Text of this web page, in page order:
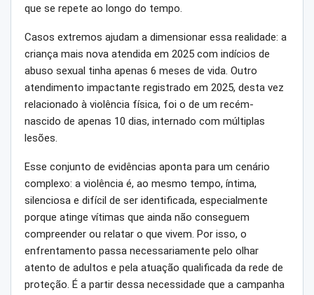
que se repete ao longo do tempo.
Casos extremos ajudam a dimensionar essa realidade: a
criança mais nova atendida em 2025 com indícios de
abuso sexual tinha apenas 6 meses de vida. Outro
atendimento impactante registrado em 2025, desta vez
relacionado à violência física, foi o de um recém-
nascido de apenas 10 dias, internado com múltiplas
lesões.
Esse conjunto de evidências aponta para um cenário
complexo: a violência é, ao mesmo tempo, íntima,
silenciosa e difícil de ser identificada, especialmente
porque atinge vítimas que ainda não conseguem
compreender ou relatar o que vivem. Por isso, o
enfrentamento passa necessariamente pelo olhar
atento de adultos e pela atuação qualificada da rede de
proteção. É a partir dessa necessidade que a campanha